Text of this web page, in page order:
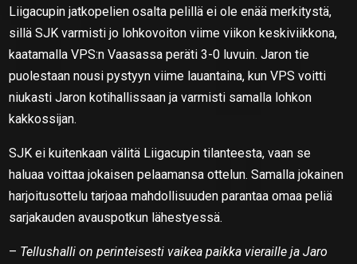
Liigacupin jatkopelien osalta pelillä ei ole enää merkitystä,
sillä SJK varmisti jo lohkovoiton viime viikon keskiviikkona,
kaatamalla VPS:n Vaasassa peräti 3-0 luvuin. Jaron tie
puolestaan nousi pystyyn viime lauantaina, kun VPS voitti
niukasti Jaron kotihallissaan ja varmisti samalla lohkon
kakkossijan.
SJK ei kuitenkaan välitä Liigacupin tilanteesta, vaan se
haluaa voittaa jokaisen pelaamansa ottelun. Samalla jokainen
harjoitusottelu tarjoaa mahdollisuuden parantaa omaa peliä
sarjakauden avauspotkun lähestyessä.
– Tellushalli on perinteisesti vaikea paikka vieraille ja Jaro